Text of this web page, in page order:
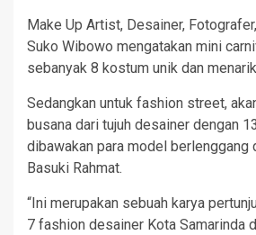
Make Up Artist, Desainer,
Suko Wibowo mengatakan mini
sebanyak 8 kostum unik dan
Sedangkan untuk fashion street,
busana dari tujuh desainer dengan
dibawakan para model berlenggang
Basuki Rahmat.
“Ini merupakan sebuah karya
7 fashion desainer Kota Samarinda